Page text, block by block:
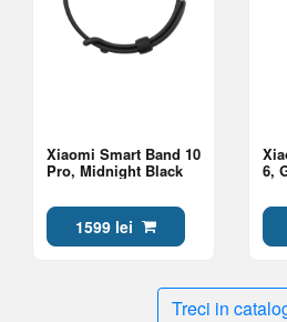
Xiaomi Smart Band 10
Pro, Midnight Black
1599 lei
6,
Treci in